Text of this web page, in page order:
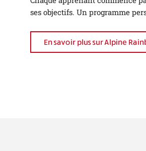
ses objectifs. Un programme
En savoir plus sur Alpine